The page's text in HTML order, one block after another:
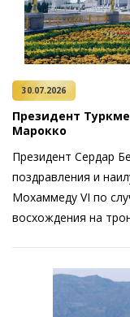
30.07.2026
Президент
Марокко
Президент Сердар
поздравления и
Мохаммеду VI по
восхождения на